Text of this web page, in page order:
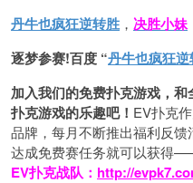
丹牛也疯狂逆转胜 ， 决胜小妹
逐梦参赛!百度 “丹牛也疯狂
加入我们的免费扑克游戏，
扑克游戏的乐趣吧！ EV扑克
品牌，每月不断推出福利反馈
达成免费赛任务就可以获得
EV扑克战队： http://